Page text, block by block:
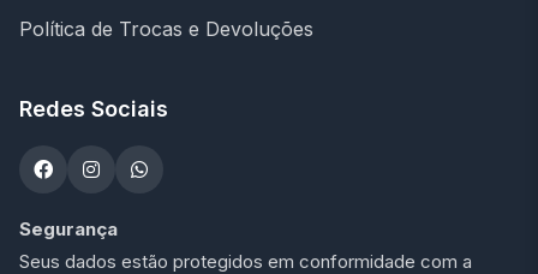
Política de Trocas e Devoluções
Redes Sociais
Segurança
Seus dados estão protegidos em conformidade com a